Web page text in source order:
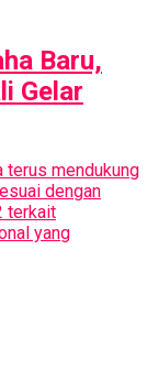
Baru,
Gelar
terus mendukung
dengan
terkait
yang